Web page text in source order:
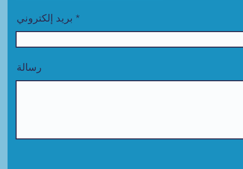
بريد إلكتروني
رسالة